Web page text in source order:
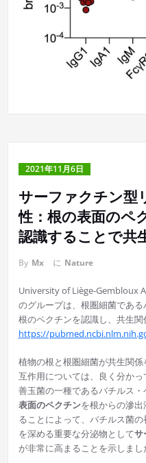
2021年11月6日
サーファクチン型
性：根の表面のペ
認識することで共
By Mx に Nature
University of Liège‐Gembloux
のグループは、根圏細菌であ
根のペクチンを認識し、共生関
https://
植物の根と根圏細菌が共生関
互作用については、良く分かっ
善玉菌の一種であるバチルス・
表面のペクチンを根からの滲
ることによって、バチルス菌
を深める重要な分泌物としてサ
が非常に高まることを示しまし